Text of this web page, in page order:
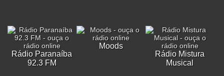
Rádio Paranaíba
92.3 FM
Moods
Rádio Mistura
Musical